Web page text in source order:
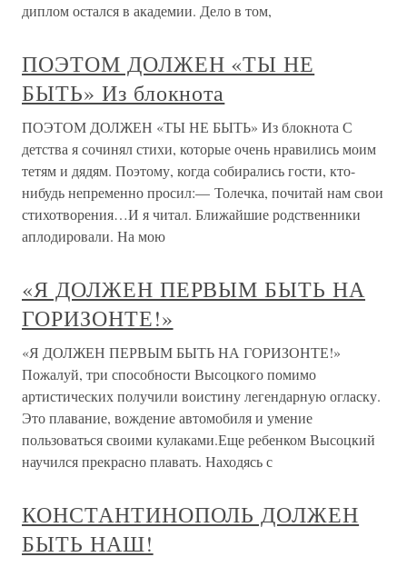
диплом остался в академии. Дело в том,
ПОЭТОМ ДОЛЖЕН «ТЫ НЕ
БЫТЬ» Из блокнота
ПОЭТОМ ДОЛЖЕН «ТЫ НЕ БЫТЬ» Из блокнота С
детства я сочинял стихи, которые очень нравились моим
тетям и дядям. Поэтому, когда собирались гости, кто-
нибудь непременно просил:— Толечка, почитай нам свои
стихотворения…И я читал. Ближайшие родственники
аплодировали. На мою
«Я ДОЛЖЕН ПЕРВЫМ БЫТЬ НА
ГОРИЗОНТЕ!»
«Я ДОЛЖЕН ПЕРВЫМ БЫТЬ НА ГОРИЗОНТЕ!»
Пожалуй, три способности Высоцкого помимо
артистических получили воистину легендарную огласку.
Это плавание, вождение автомобиля и умение
пользоваться своими кулаками.Еще ребенком Высоцкий
научился прекрасно плавать. Находясь с
КОНСТАНТИНОПОЛЬ ДОЛЖЕН
БЫТЬ НАШ!